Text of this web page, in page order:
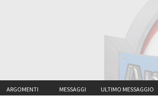
ARGOMENTI MESSAGGI ULTIMO MESSAGGIO